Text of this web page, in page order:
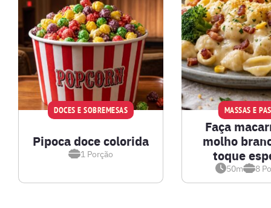
DOCES E SOBREMESAS
Pipoca doce colorida
1 Porção
MASSAS E
Faça
molho
toque
50m 8